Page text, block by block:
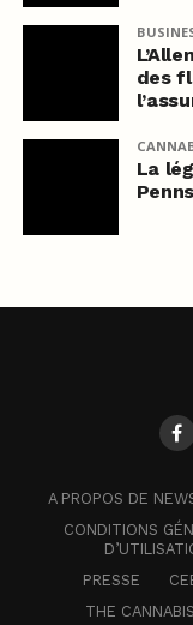
des
La
A PROPOS DE
CONDITIONS
PRESSE
THE